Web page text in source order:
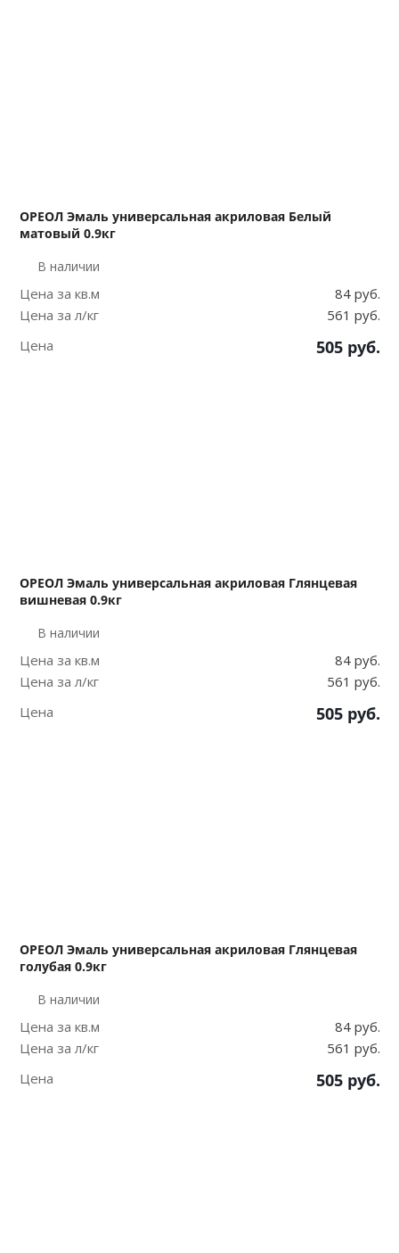
ОРЕОЛ Эмаль универсальная акриловая Белый
матовый 0.9кг
В наличии
Цена за кв.м
84 руб.
Цена за л/кг
561 руб.
Цена
505 руб.
ОРЕОЛ Эмаль универсальная акриловая Глянцевая
вишневая 0.9кг
В наличии
Цена за кв.м
84 руб.
Цена за л/кг
561 руб.
Цена
505 руб.
ОРЕОЛ Эмаль универсальная акриловая Глянцевая
голубая 0.9кг
В наличии
Цена за кв.м
84 руб.
Цена за л/кг
561 руб.
Цена
505 руб.